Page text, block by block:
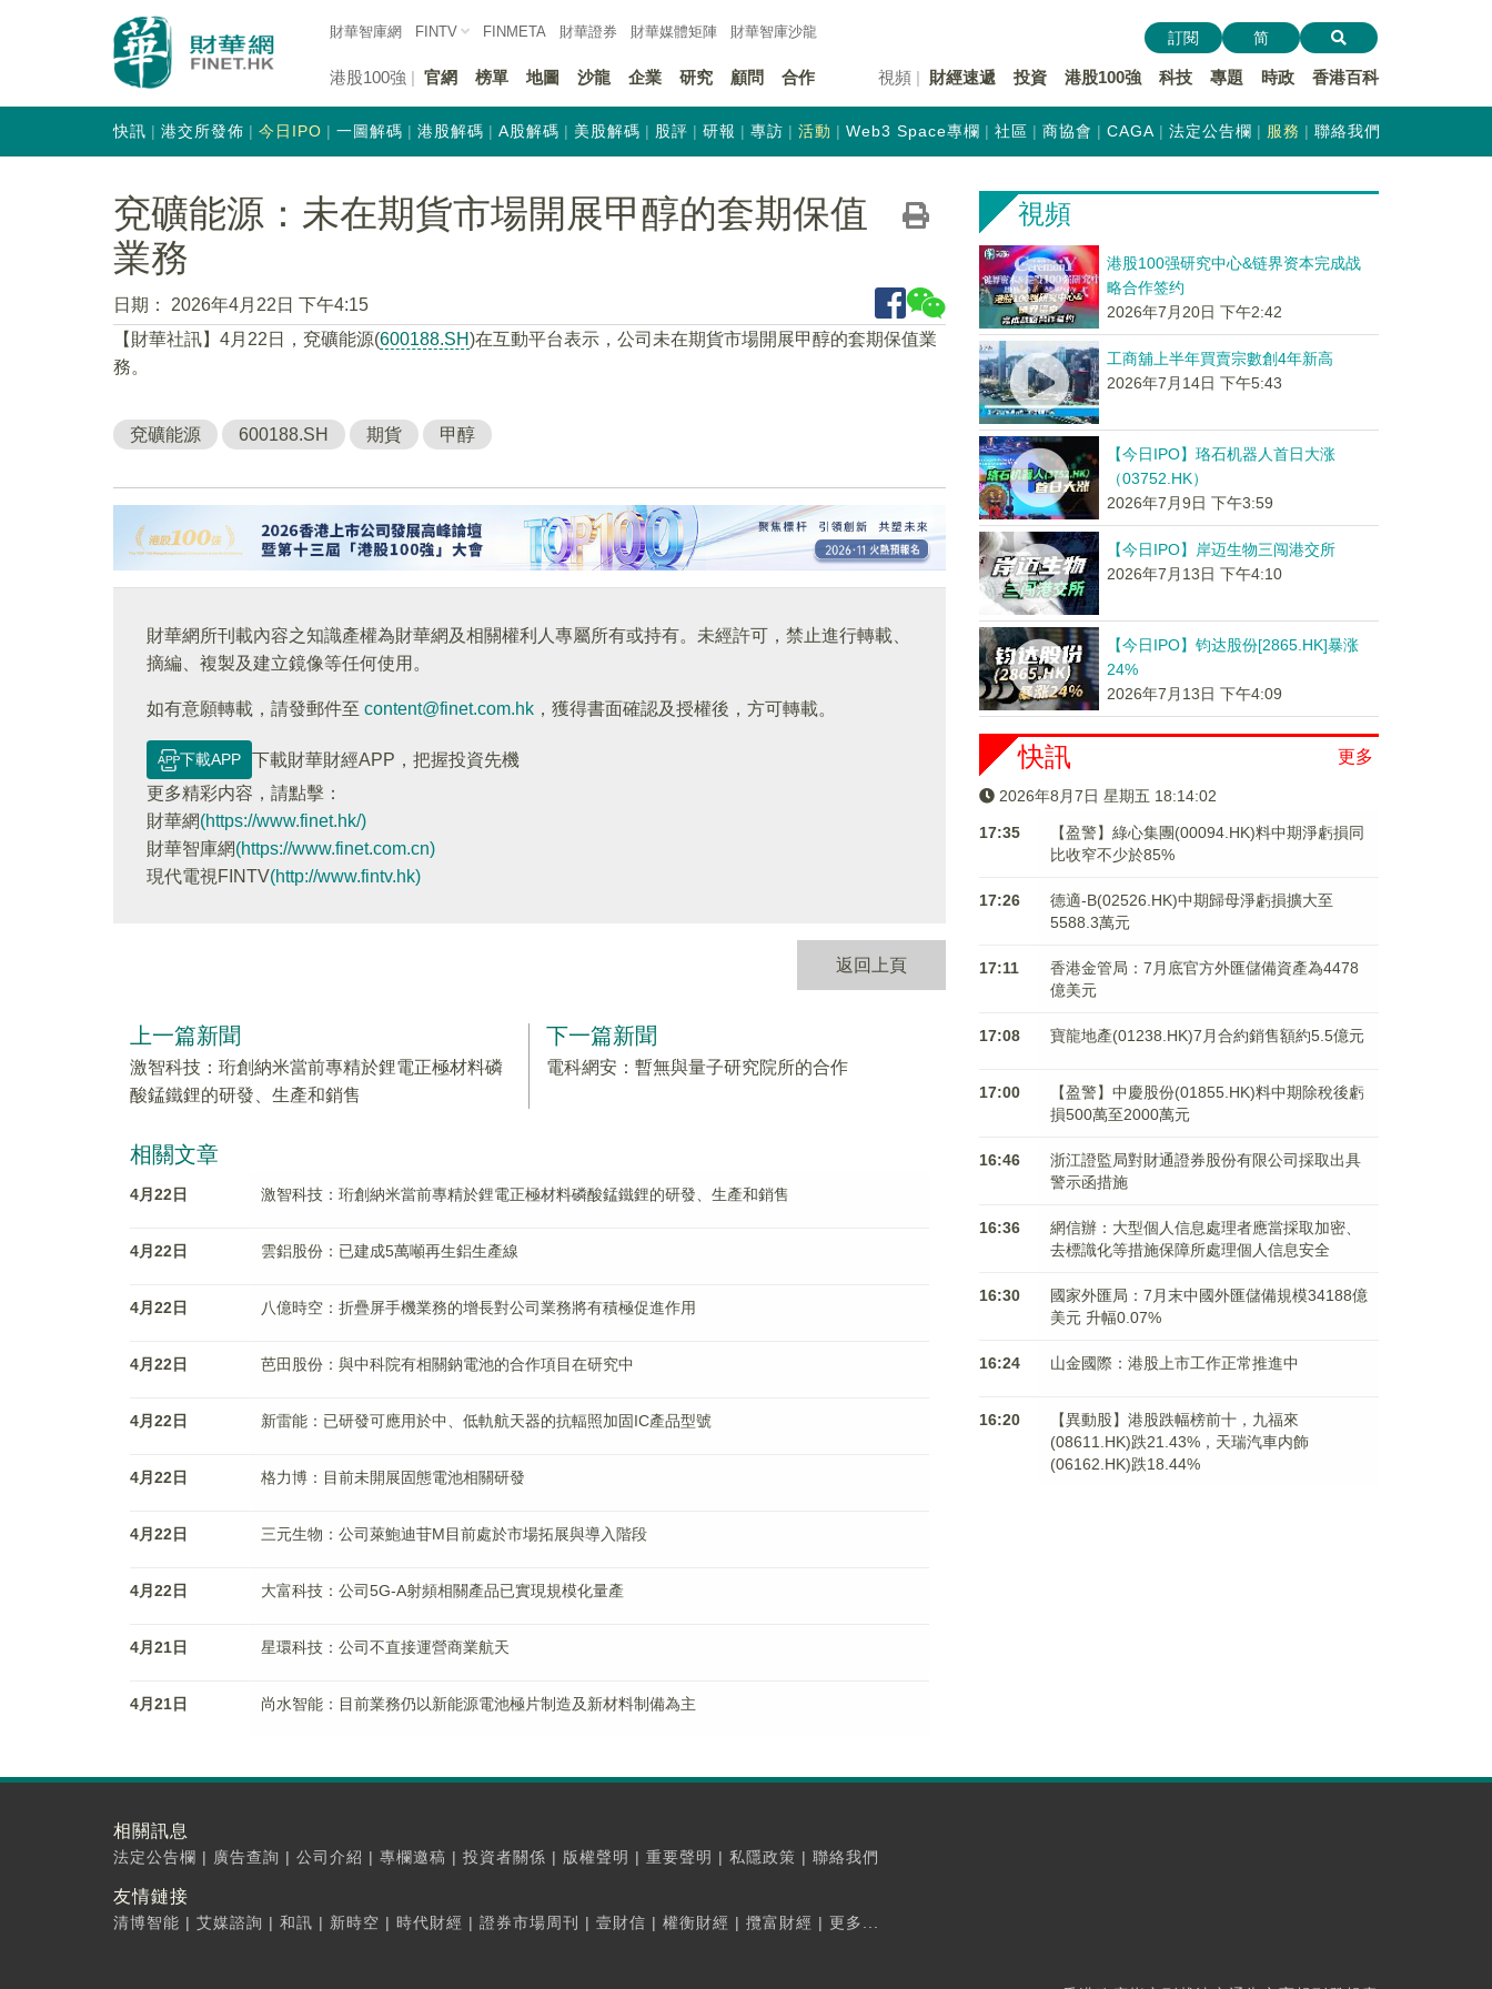
財華智庫網 FINTV FINMETA 財華證券 財華媒體矩陣 財華智庫沙龍
港股100強 官網 榜單 地圖 沙龍 企業 研究 顧問 合作 視頻 財經速遞 投資 港股100強 科技 專題 時政 香港百科
訂閱 简
快訊 港交所發佈 今日IPO 一圖解碼 港股解碼 A股解碼 美股解碼 股評 研報 專訪 活動 Web3 Space專欄 社區 商協會 CAGA 法定公告欄 服務 聯絡我們
兗礦能源：未在期貨市場開展甲醇的套期保值
業務
日期：
2026年4月22日 下午4:15
【財華社訊】4月22日，兗礦能源(600188.SH)在互動平台表示，公司未在期貨市場開展甲醇的套期保值業
務。
兗礦能源 600188.SH 期貨 甲醇
財華網所刊載內容之知識產權為財華網及相關權利人專屬所有或持有。未經許可，禁止進行轉載、
摘編、複製及建立鏡像等任何使用。
如有意願轉載，請發郵件至 content@finet.com.hk ，獲得書面確認及授權後，方可轉載。
下載APP
下載財華財經APP，把握投資先機
更多精彩内容，請點擊：
財華網(https://www.finet.hk/)
財華智庫網(https://www.finet.com.cn)
現代電視FINTV(http://www.fintv.hk)
返回上頁
上一篇新聞
激智科技：珩創納米當前專精於鋰電正極材料磷
酸錳鐵鋰的研發、生產和銷售
下一篇新聞
電科網安：暫無與量子研究院所的合作
相關文章
4月22日 激智科技：珩創納米當前專精於鋰電正極材料磷酸錳鐵鋰的研發、生產和銷售
4月22日 雲鋁股份：已建成5萬噸再生鋁生產線
4月22日 八億時空：折疊屏手機業務的增長對公司業務將有積極促進作用
4月22日 芭田股份：與中科院有相關鈉電池的合作項目在研究中
4月22日 新雷能：已研發可應用於中、低軌航天器的抗輻照加固IC產品型號
4月22日 格力博：目前未開展固態電池相關研發
4月22日 三元生物：公司萊鮑迪苷M目前處於市場拓展與導入階段
4月22日 大富科技：公司5G-A射頻相關產品已實現規模化量產
4月21日 星環科技：公司不直接運營商業航天
4月21日 尚水智能：目前業務仍以新能源電池極片制造及新材料制備為主
視頻
港股100强研究中心&链界资本完成战
略合作签约
2026年7月20日 下午2:42
工商舖上半年買賣宗數創4年新高
2026年7月14日 下午5:43
【今日IPO】珞石机器人首日大涨
（03752.HK）
2026年7月9日 下午3:59
【今日IPO】岸迈生物三闯港交所
2026年7月13日 下午4:10
【今日IPO】钧达股份[2865.HK]暴涨
24%
2026年7月13日 下午4:09
更多
快訊
2026年8月7日 星期五 18:14:02
17:35
【盈警】綠心集團(00094.HK)料中期淨虧損同
比收窄不少於85%
17:26
德適-B(02526.HK)中期歸母淨虧損擴大至
5588.3萬元
17:11
香港金管局：7月底官方外匯儲備資產為4478
億美元
17:08 寶龍地產(01238.HK)7月合約銷售額約5.5億元
17:00
【盈警】中慶股份(01855.HK)料中期除稅後虧
損500萬至2000萬元
16:46
浙江證監局對財通證券股份有限公司採取出具
警示函措施
16:36
網信辦：大型個人信息處理者應當採取加密、
去標識化等措施保障所處理個人信息安全
16:30
國家外匯局：7月末中國外匯儲備規模34188億
美元 升幅0.07%
16:24 山金國際：港股上市工作正常推進中
16:20
【異動股】港股跌幅榜前十，九福來
(08611.HK)跌21.43%，天瑞汽車内飾
(06162.HK)跌18.44%
相關訊息
法定公告欄 | 廣告查詢 | 公司介紹 | 專欄邀稿 | 投資者關係 | 版權聲明 | 重要聲明 | 私隱政策 | 聯絡我們
友情鏈接
清博智能 | 艾媒諮詢 | 和訊 | 新時空 | 時代財經 | 證券市場周刊 | 壹財信 | 權衡財經 | 攬富財經 | 更多...